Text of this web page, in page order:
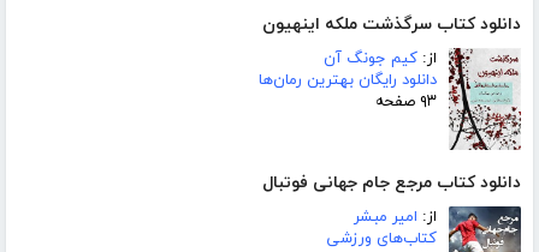
دانلود کتاب سرگذشت ملکه اینهیون
از: کیم جونگ آن
دانلود رایگان بهترین رمان‌ها
۹۳ صفحه
دانلود کتاب مرجع جام جهانی فوتبال
از: امیر مبشر
کتاب‌های ورزشی